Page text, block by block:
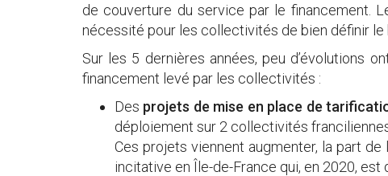
de couverture du service par le financement.
nécessité pour les collectivités de bien définir le
Sur les 5 dernières années, peu d’évolutions
financement levé par les collectivités :
Des projets de mise en place de
déploiement sur 2 collectivités
Ces projets viennent augmenter, la part
incitative en Île-de-France qui, en 2020, est